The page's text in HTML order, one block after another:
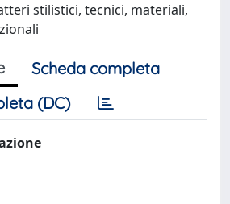
stilistici, tecnici, materiali,
Scheda completa
(DC)